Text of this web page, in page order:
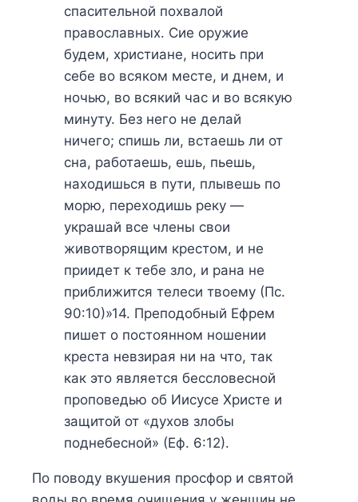
спасительной похвалой
православных. Сие оружие
будем, христиане, носить при
себе во всяком месте, и днем, и
ночью, во всякий час и во всякую
минуту. Без него не делай
ничего; спишь ли, встаешь ли от
сна, работаешь, ешь, пьешь,
находишься в пути, плывешь по
морю, переходишь реку —
украшай все члены свои
животворящим крестом, и не
приидет к тебе зло, и рана не
приближится телеси твоему (Пс.
90:10)»14. Преподобный Ефрем
пишет о постоянном ношении
креста невзирая ни на что, так
как это является бессловесной
проповедью об Иисусе Христе и
защитой от «духов злобы
поднебесной» (Еф. 6:12).
По поводу вкушения просфор и святой